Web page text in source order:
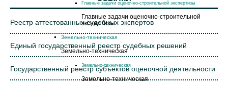
Главные задачи оценочно-строительной экспертизы
Главные задачи оценочно-строительной
экспертизы
Земельно-техническая
Земельно-техническая
Земельно-техническая
Земельно-техническая
Реестр аттестованных судебных экспертов
Единый государственный реестр судебных решений
Государственный реестр субъектов оценочной деятельности